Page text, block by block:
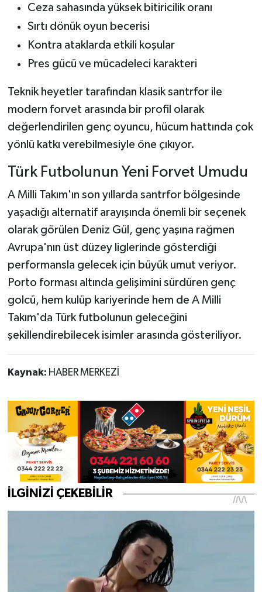
Ceza sahasında yüksek bitiricilik oranı
Sırtı dönük oyun becerisi
Kontra ataklarda etkili koşular
Pres gücü ve mücadeleci karakteri
Teknik heyetler tarafından klasik santrfor ile
modern forvet arasında bir profil olarak
değerlendirilen genç oyuncu, hücum hattında çok
yönlü katkı verebilmesiyle öne çıkıyor.
Türk Futbolunun Yeni Forvet Umudu
A Milli Takım'ın son yıllarda santrfor bölgesinde
yaşadığı alternatif arayışında önemli bir seçenek
olarak görülen Deniz Gül, genç yaşına rağmen
Avrupa'nın üst düzey liglerinde gösterdiği
performansla gelecek için büyük umut veriyor.
Porto forması altında gelişimini sürdüren genç
golcü, hem kulüp kariyerinde hem de A Milli
Takım'da Türk futbolunun geleceğini
şekillendirebilecek isimler arasında gösteriliyor.
Kaynak: HABER MERKEZİ